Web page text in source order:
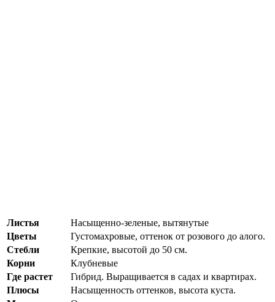
Листья
Насыщенно-зеленые, вытянутые
Цветы
Густомахровые, оттенок от розового до алого.
Стебли
Крепкие, высотой до 50 см.
Корни
Клубневые
Где растет
Гибрид. Выращивается в садах и квартирах.
Плюсы
Насыщенность оттенков, высота куста.